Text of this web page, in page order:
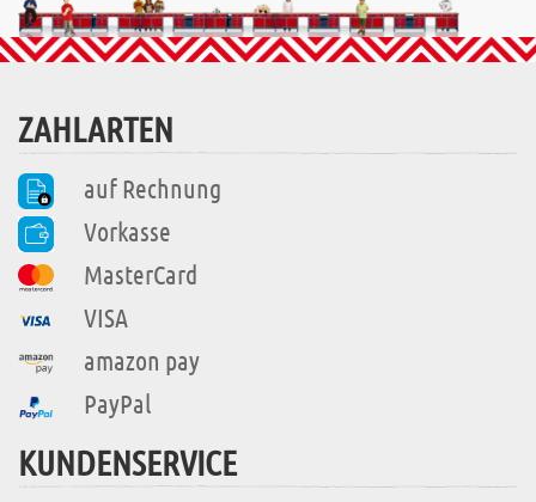
ZAHLARTEN
auf Rechnung
Vorkasse
MasterCard
VISA
amazon pay
PayPal
KUNDENSERVICE